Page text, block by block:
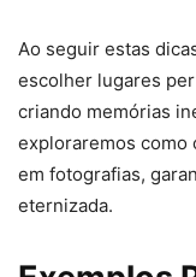
Ao seguir estas
escolher lugares
criando memórias
exploraremos como
em fotografias,
eternizada.